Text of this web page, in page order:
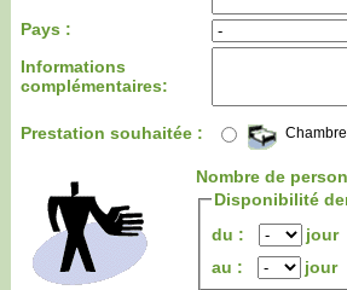
Pays :
Informations
complémentaires:
Prestation souhaitée :
Nombre de
Disponibilité
du :
jour
au :
jour